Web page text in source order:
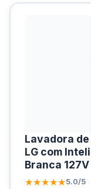
Lavadora
LG com
Branca 127V
★★★★★5.0/5